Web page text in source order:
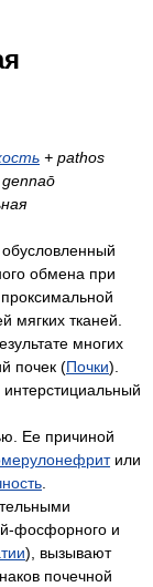
+ pathos
обмена при
мягких тканей.
многих
почек (Почки).
, интерстициальный
Ее причиной
или
фосфорного и
), вызывают
почечной